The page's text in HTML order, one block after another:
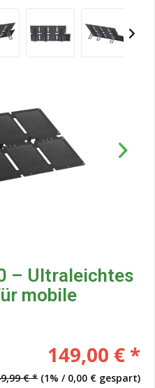
– Ultraleichtes
mobile
149,00 € *
€ * (1% / 0,00 € gespart)